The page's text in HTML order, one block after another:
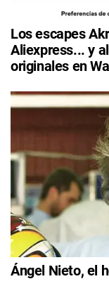
Los escapes
Aliexpress... y
originales en
Ángel Nieto, el